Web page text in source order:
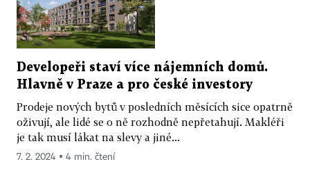
Developeři staví více nájemních domů.
Hlavně v Praze a pro české investory
Prodeje nových bytů v posledních měsících sice opatrně
oživují, ale lidé se o ně rozhodně nepřetahují. Makléři
je tak musí lákat na slevy a jiné...
7. 2. 2024 ▪ 4 min. čtení